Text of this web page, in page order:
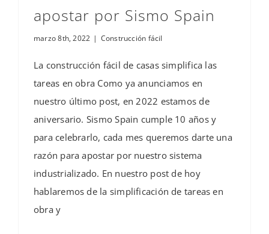
apostar por Sismo Spain
marzo 8th, 2022 | Construcción fácil
La construcción fácil de casas simplifica las
tareas en obra Como ya anunciamos en
nuestro último post, en 2022 estamos de
aniversario. Sismo Spain cumple 10 años y
para celebrarlo, cada mes queremos darte una
razón para apostar por nuestro sistema
industrializado. En nuestro post de hoy
hablaremos de la simplificación de tareas en
obra y